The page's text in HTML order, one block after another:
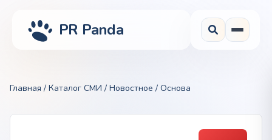
PR Panda
Главная / Каталог СМИ / Новостное / Основа